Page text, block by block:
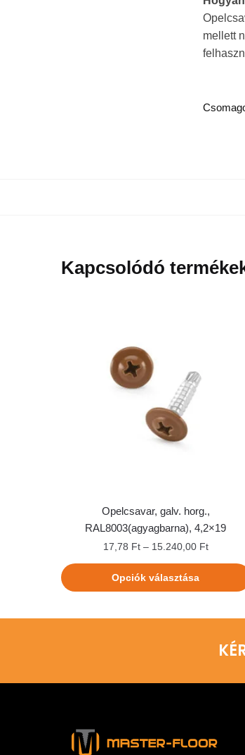
mellett
Kapcsolódó
Opelcsavar, galv. horg.,
RAL8003(agyagbarna), 4,2×19
17,78 Ft– 15.240,00 Ft
Opciók választása